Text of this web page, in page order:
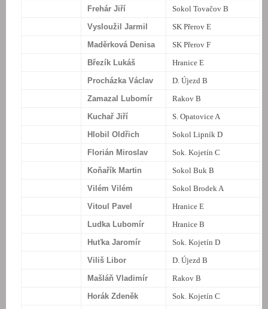
Frehár Jiří
Sokol Tovačov B
Vysloužil Jarmil
SK Přerov E
Maděrková Denisa
SK Přerov F
Březík Lukáš
Hranice E
Procházka Václav
D. Újezd B
Zamazal Lubomír
Rakov B
Kuchař Jiří
S. Opatovice A
Hlobil Oldřich
Sokol Lipník D
Florián Miroslav
Sok. Kojetín C
Koňařík Martin
Sokol Buk B
Vilém Vilém
Sokol Brodek A
Vitoul Pavel
Hranice E
Ludka Lubomír
Hranice B
Huťka Jaromír
Sok. Kojetín D
Viliš Libor
D. Újezd B
Mašláň Vladimír
Rakov B
Horák Zdeněk
Sok. Kojetín C